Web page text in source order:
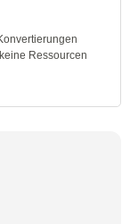
Ressourcen